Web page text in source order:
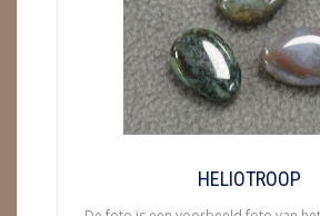
FENG SHUI
GEODE 'S / STANDAARDS
HELIOTROOP